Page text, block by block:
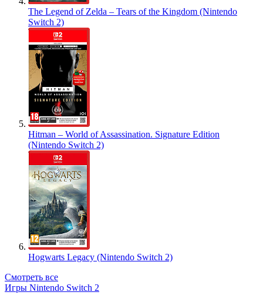
The Legend of Zelda – Tears of the Kingdom (Nintendo
Switch 2)
Hitman – World of Assassination. Signature Edition
(Nintendo Switch 2)
Hogwarts Legacy (Nintendo Switch 2)
Смотреть все
Игры Nintendo Switch 2